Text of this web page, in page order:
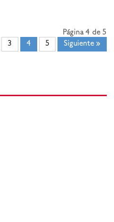
Página 4 de 5
3 4 5 Siguiente »